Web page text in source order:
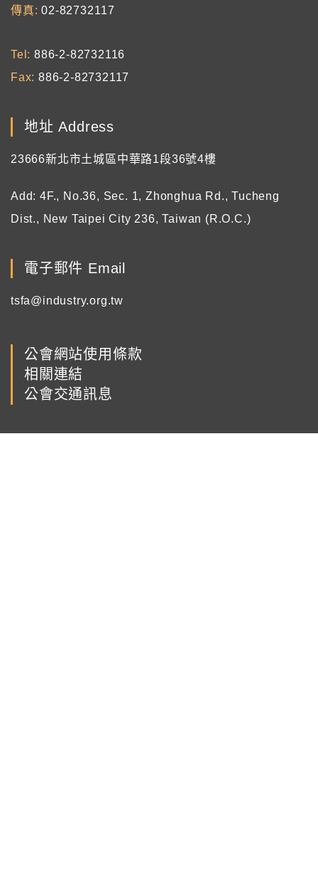
傳真
02-82732117
Tel
886-2-82732116
Fax 886-2-82732117
地址 Address
23666新北市土城區中華路1段36號4樓
Add: 4F., No.36, Sec. 1, Zhonghua Rd., Tucheng
Dist., New Taipei City 236, Taiwan (R.O.C.)
電子郵件 Email
tsfa@industry.org.tw
公會網站使用條款
相關連結
公會交通訊息